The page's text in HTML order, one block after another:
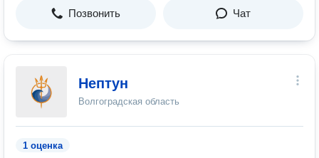
Позвонить Чат
Нептун
Волгоградская область
1 оценка